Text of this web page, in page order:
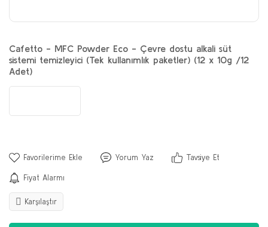
Cafetto - MFC Powder Eco - Çevre dostu alkali süt
sistemi temizleyici (Tek kullanımlık paketler) (12 x 10g /12
Adet)
Yorum Yaz Tavsiye Et
Fiyat Alarmı
Karşılaştır